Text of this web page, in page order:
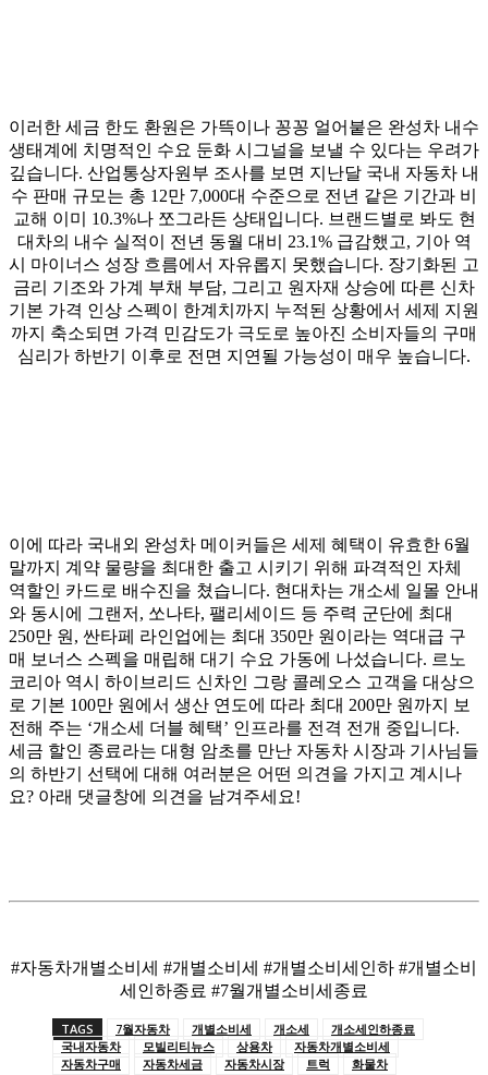
이러한 세금 한도 환원은 가뜩이나 꽁꽁 얼어붙은 완성차 내수
생태계에 치명적인 수요 둔화 시그널을 보낼 수 있다는 우려가
깊습니다. 산업통상자원부 조사를 보면 지난달 국내 자동차 내
수 판매 규모는 총 12만 7,000대 수준으로 전년 같은 기간과 비
교해 이미 10.3%나 쪼그라든 상태입니다. 브랜드별로 봐도 현
대차의 내수 실적이 전년 동월 대비 23.1% 급감했고, 기아 역
시 마이너스 성장 흐름에서 자유롭지 못했습니다. 장기화된 고
금리 기조와 가계 부채 부담, 그리고 원자재 상승에 따른 신차
기본 가격 인상 스펙이 한계치까지 누적된 상황에서 세제 지원
까지 축소되면 가격 민감도가 극도로 높아진 소비자들의 구매
심리가 하반기 이후로 전면 지연될 가능성이 매우 높습니다.
이에 따라 국내외 완성차 메이커들은 세제 혜택이 유효한 6월
말까지 계약 물량을 최대한 출고 시키기 위해 파격적인 자체
역할인 카드로 배수진을 쳤습니다. 현대차는 개소세 일몰 안내
와 동시에 그랜저, 쏘나타, 팰리세이드 등 주력 군단에 최대
250만 원, 싼타페 라인업에는 최대 350만 원이라는 역대급 구
매 보너스 스펙을 매립해 대기 수요 가동에 나섰습니다. 르노
코리아 역시 하이브리드 신차인 그랑 콜레오스 고객을 대상으
로 기본 100만 원에서 생산 연도에 따라 최대 200만 원까지 보
전해 주는 ‘개소세 더블 혜택’ 인프라를 전격 전개 중입니다.
세금 할인 종료라는 대형 암초를 만난 자동차 시장과 기사님들
의 하반기 선택에 대해 여러분은 어떤 의견을 가지고 계시나
요? 아래 댓글창에 의견을 남겨주세요!
#자동차개별소비세 #개별소비세 #개별소비세인하 #개별소비
세인하종료 #7월개별소비세종료
TAGS 7월자동차 개별소비세 개소세
개소세인하종료
국내자동차
모빌리티뉴스 상용차
자동차개별소비세
자동차구매
자동차세금 자동차시장 트럭 화물차